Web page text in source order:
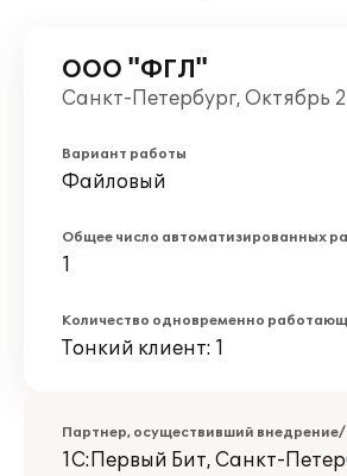
ООО "ФГЛ"
Санкт-Петербург, Октябрь
Вариант работы
Файловый
Общее число автоматизированных
1
Количество одновременно
Тонкий клиент: 1
Партнер, осуществивший
1С:Первый Бит, Санкт-